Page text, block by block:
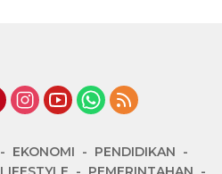
EKONOMI
PENDIDIKAN